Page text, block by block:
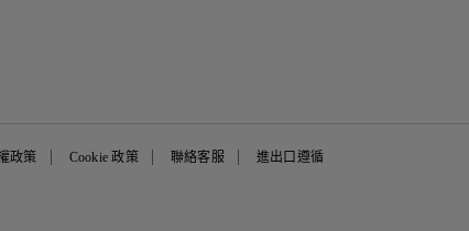
政策 Cookie 政策 聯絡客服 進出口遵循